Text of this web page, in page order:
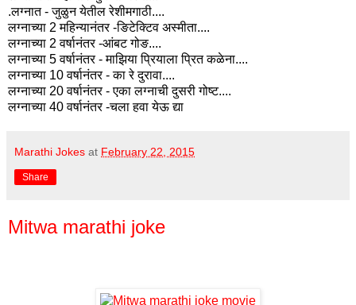
.लग्नात - जुळुन येतील रेशीमगाठी....
लग्नाच्या 2 महिन्यानंतर -ङिटेक्टिव अस्मीता....
लग्नाच्या 2 वर्षानंतर -आंबट गोङ....
लग्नाच्या 5 वर्षानंतर - माझिया प्रियाला प्रित कळेना....
लग्नाच्या 10 वर्षानंतर - का रे दुरावा....
लग्नाच्या 20 वर्षानंतर - एका लग्नाची दुसरी गोष्ट....
लग्नाच्या 40 वर्षानंतर -चला हवा येऊ द्या
Marathi Jokes at February 22, 2015
Share
Mitwa marathi joke